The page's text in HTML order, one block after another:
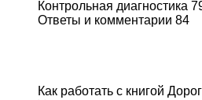
Контрольная диагностика
Ответы и комментарии 84
Как работать с книгой